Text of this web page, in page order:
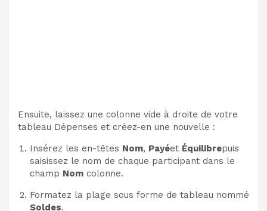
Ensuite, laissez une colonne vide à droite de votre
tableau Dépenses et créez-en une nouvelle :
Insérez les en-têtes Nom, Payéet Équilibrepuis
saisissez le nom de chaque participant dans le
champ Nom colonne.
Formatez la plage sous forme de tableau nommé
Soldes.